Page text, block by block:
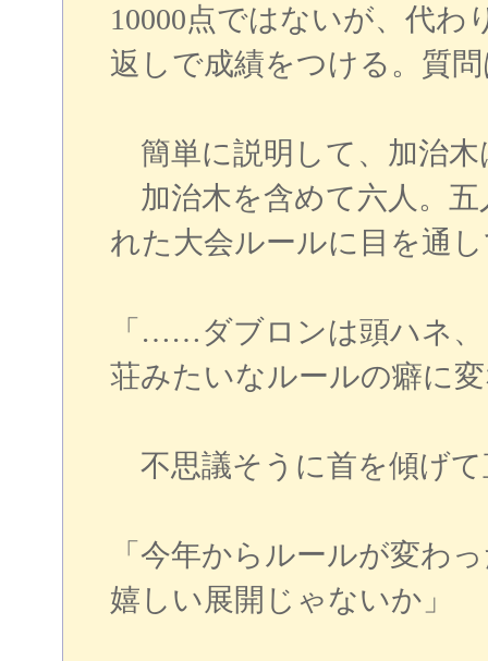
10000点ではないが、代わ
返しで成績をつける。質
簡単に説明して、加治木
加治木を含めて六人。五
れた大会ルールに目を通
「……ダブロンは頭ハネ
荘みたいなルールの癖に
不思議そうに首を傾げ
「今年からルールが変わ
嬉しい展開じゃないか」